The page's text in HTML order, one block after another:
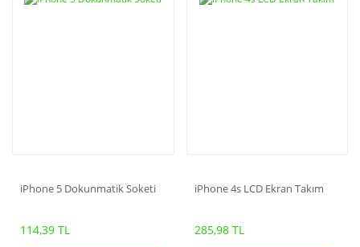
iPhone 5 Dokunmatik Soketi
114,39 TL
iPhone 4s LCD Ekran Takım
285,98 TL